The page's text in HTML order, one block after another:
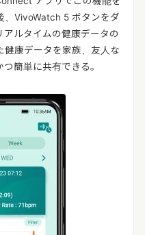
、VivoWatch 5 ボタンをダ
ルタイムの健康データの
健康データを家族、友人な
簡単に共有できる。